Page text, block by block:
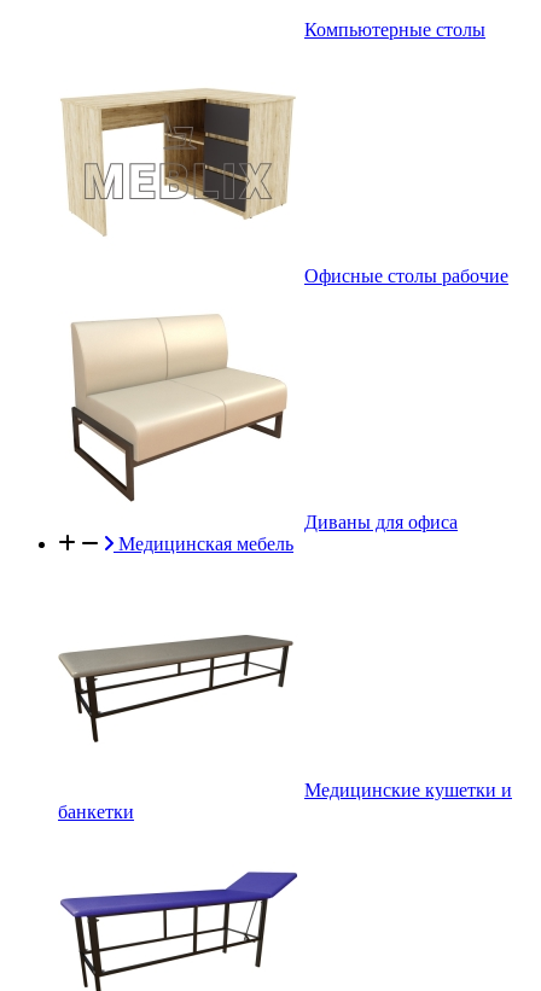
Компьютерные столы
Офисные столы рабочие
Диваны для офиса
Медицинская мебель
Медицинские кушетки и
банкетки